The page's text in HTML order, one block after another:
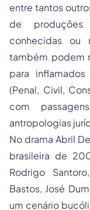
entre tantos
de produções
conhecidas ou
também podem
para
(Penal, Civil,
com
antropologias
No drama Abril
brasileira de
Rodrigo
Bastos, José
um cenário